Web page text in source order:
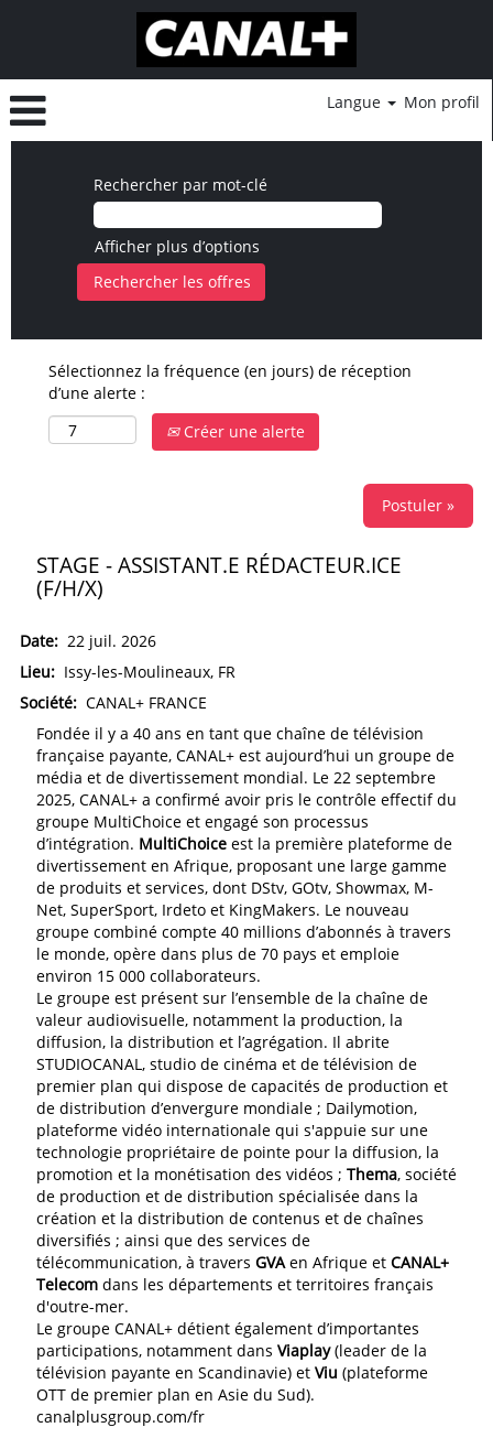
Langue Mon profil
Rechercher par mot-clé
Afficher plus d’options
Sélectionnez la fréquence (en jours) de réception
d’une alerte :
Créer une alerte
Postuler »
STAGE - ASSISTANT.E RÉDACTEUR.ICE
(F/H/X)
Date: 22 juil. 2026
Lieu: Issy-les-Moulineaux, FR
Société: CANAL+ FRANCE
Fondée il y a 40 ans en tant que chaîne de télévision
française payante, CANAL+ est aujourd’hui un groupe de
média et de divertissement mondial. Le 22 septembre
2025, CANAL+ a confirmé avoir pris le contrôle effectif du
groupe MultiChoice et engagé son processus
d’intégration. MultiChoice est la première plateforme de
divertissement en Afrique, proposant une large gamme
de produits et services, dont DStv, GOtv, Showmax, M-
Net, SuperSport, Irdeto et KingMakers. Le nouveau
groupe combiné compte 40 millions d’abonnés à travers
le monde, opère dans plus de 70 pays et emploie
environ 15 000 collaborateurs.
Le groupe est présent sur l’ensemble de la chaîne de
valeur audiovisuelle, notamment la production, la
diffusion, la distribution et l’agrégation. Il abrite
STUDIOCANAL, studio de cinéma et de télévision de
premier plan qui dispose de capacités de production et
de distribution d’envergure mondiale ; Dailymotion,
plateforme vidéo internationale qui s'appuie sur une
technologie propriétaire de pointe pour la diffusion, la
promotion et la monétisation des vidéos ; Thema, société
de production et de distribution spécialisée dans la
création et la distribution de contenus et de chaînes
diversifiés ; ainsi que des services de
télécommunication, à travers GVAen Afrique et CANAL+
Telecom dans les départements et territoires français
d'outre-mer.
Le groupe CANAL+ détient également d’importantes
participations, notamment dans Viaplay(leader de la
télévision payante en Scandinavie) et Viu (plateforme
OTT de premier plan en Asie du Sud).
canalplusgroup.com/fr